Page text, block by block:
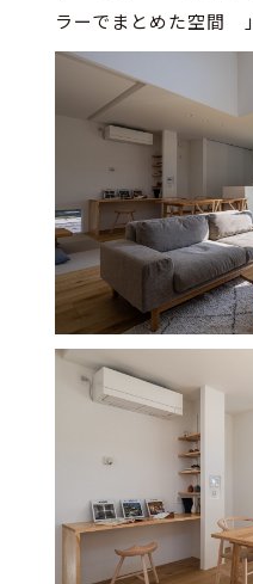
ラーでまとめた空間 」